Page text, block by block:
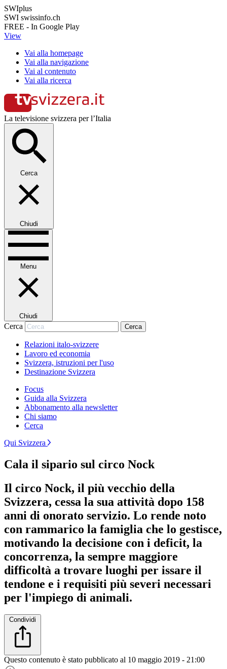
SWIplus
SWI swissinfo.ch
FREE - In Google Play
View
Vai alla homepage
Vai alla navigazione
Vai al contenuto
Vai alla ricerca
La televisione svizzera per l’Italia
Cerca
Chiudi
Menu
Chiudi
Cerca Cerca
Relazioni italo-svizzere
Lavoro ed economia
Svizzera, istruzioni per l'uso
Destinazione Svizzera
Focus
Guida alla Svizzera
Abbonamento alla newsletter
Chi siamo
Cerca
Qui Svizzera
Cala il sipario sul circo Nock
Il circo Nock, il più vecchio della
Svizzera, cessa la sua attività dopo 158
anni di onorato servizio. Lo rende noto
con rammarico la famiglia che lo gestisce,
motivando la decisione con i deficit, la
concorrenza, la sempre maggiore
difficoltà a trovare luoghi per issare il
tendone e i requisiti più severi necessari
per l'impiego di animali.
Condividi
Questo contenuto è stato pubblicato al 10 maggio 2019 - 21:00